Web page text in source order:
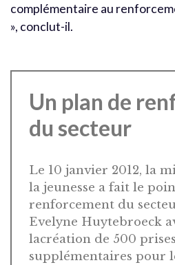
complémentaire au
», conclut-il.
Un plan de
du secteur
Le 10 janvier 2012, la
la jeunesse a fait le
renforcement du
Evelyne Huytebroeck
lacréation de 500
supplémentaires pour